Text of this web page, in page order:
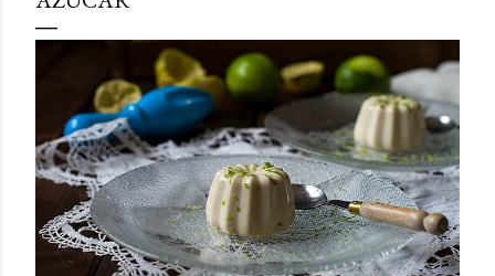
asociar las alubias únicamente a los guisos tradicionales y
copiosos de invierno. Con esta receta simple pero
revolucionaria, transformaremos un ingrediente tan
humilde como la alubia de La Bañeza en un snack ligero,
dorado, cargado de proteína y 100% natural. Es el
sustituto perfecto a los frutos se...